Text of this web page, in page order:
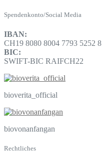
Spendenkonto/Social Media
IBAN:
CH19 8080 8004 7793 5252 8
BIC:
SWIFT-BIC RAIFCH22
bioverita_official
biovonanfangan
Rechtliches